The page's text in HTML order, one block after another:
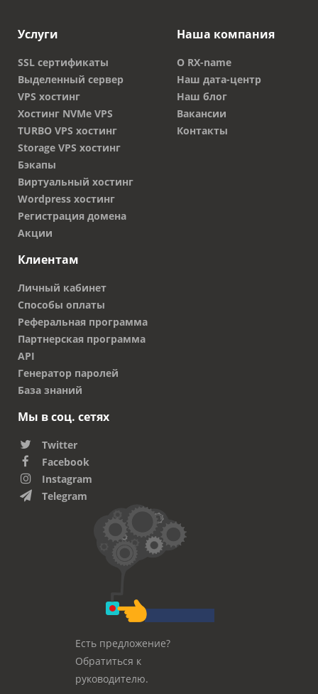
Услуги
SSL сертификаты
Выделенный сервер
VPS хостинг
Хостинг NVMe VPS
TURBO VPS хостинг
Storage VPS хостинг
Бэкапы
Виртуальный хостинг
Wordpress хостинг
Регистрация домена
Акции
Наша компания
О RX-name
Наш дата-центр
Наш блог
Вакансии
Контакты
Клиентам
Личный кабинет
Способы оплаты
Реферальная программа
Партнерская программа
API
Генератор паролей
База знаний
Мы в соц. сетях
Twitter
Facebook
Instagram
Telegram
Есть предложение?
Обратиться к
руководителю.